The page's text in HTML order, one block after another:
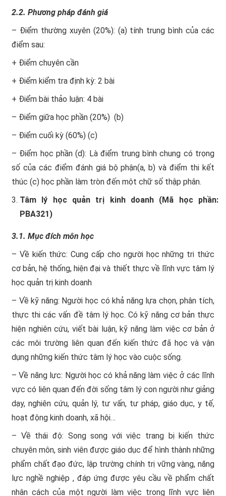
2.2. Phương pháp đánh giá
– Điểm thường xuyên (20%): (a) tính trung bình của các
điểm sau:
+ Điểm chuyên cần
+ Điểm kiểm tra định kỳ: 2 bài
+ Điểm bài thảo luận: 4 bài
– Điểm giữa học phần (20%) (b)
– Điểm cuối kỳ (60%) (c)
– Điểm học phần (d): Là điểm trung bình chung có trọng
số của các điểm đánh giá bộ phận(a, b) và điểm thi kết
thúc (c) học phần làm tròn đến một chữ số thập phân.
Tâm lý học quản trị kinh doanh (Mã học phần:
PBA321)
3.1. Mục đích môn học
– Về kiến thức: Cung cấp cho người học những tri thức
cơ bản, hệ thống, hiện đại và thiết thực về lĩnh vực tâm lý
học quản trị kinh doanh
– Về kỹ năng: Người học có khả năng lựa chọn, phân tích,
thực thi các vấn đề tâm lý học. Có kỹ năng cơ bản thực
hiện nghiên cứu, viết bài luận, kỹ năng làm việc cơ bản ở
các môi trường liên quan đến kiến thức đã học và vận
dụng những kiến thức tâm lý học vào cuộc sống.
– Về năng lực: Người học có khả năng làm việc ở các lĩnh
vực có liên quan đến đời sống tâm lý con người như giảng
dạy, nghiên cứu, quản lý, tư vấn, tư pháp, giáo dục, y tế,
hoạt động kinh doanh, xã hội…
– Về thái độ: Song song với việc trang bị kiến thức
chuyên môn, sinh viên được giáo dục để hình thành những
phẩm chất đạo đức, lập trường chính trị vững vàng, năng
lực nghề nghiệp , đáp ứng được yêu cầu về phẩm chất
nhân cách của một người làm việc trong lĩnh vực liên